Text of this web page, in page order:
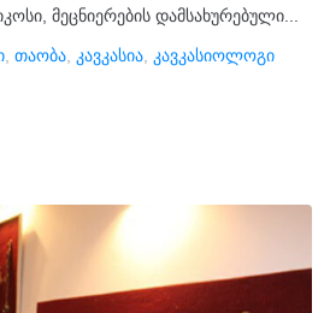
მეცნიერების დამსახურებული...
Თაობა Კავკასია Კავკასიოლოგი